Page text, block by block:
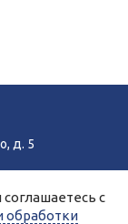
д. 5
Колледж.
с
обработки